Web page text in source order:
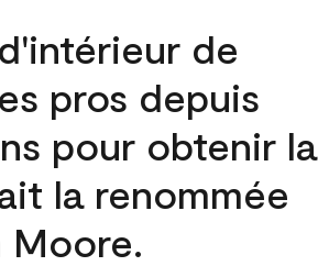
de
pros depuis
pour obtenir la
la renommée
Moore.